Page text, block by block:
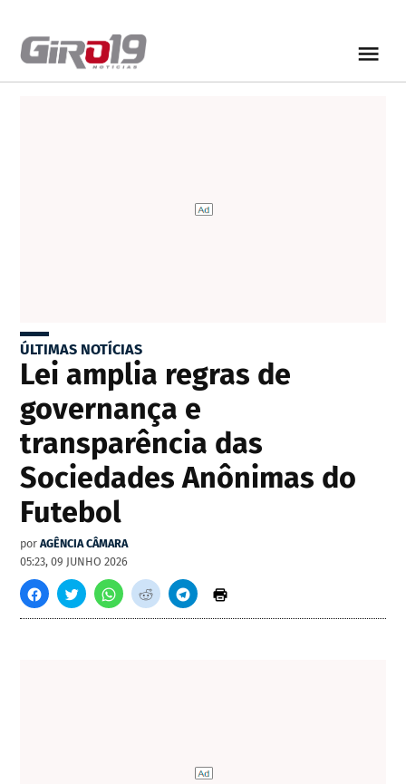
ÚLTIMAS NOTÍCIAS
Lei amplia regras de
governança e
transparência das
Sociedades Anônimas do
Futebol
por AGÊNCIA CÂMARA
05:23, 09 JUNHO 2026